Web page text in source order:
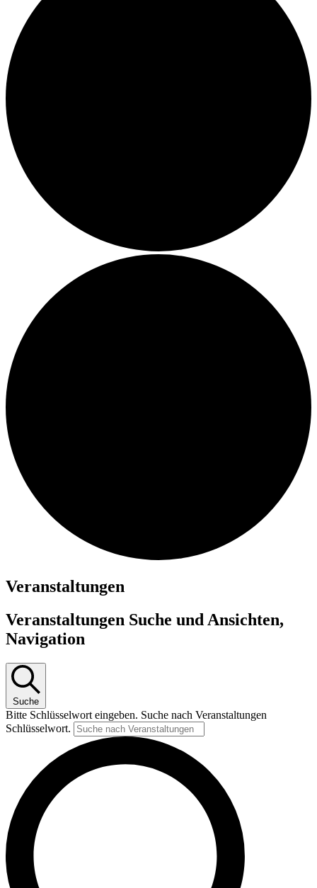
Veranstaltungen
Veranstaltungen Suche und Ansichten,
Navigation
Suche
Bitte Schlüsselwort eingeben. Suche nach Veranstaltungen
Schlüsselwort.